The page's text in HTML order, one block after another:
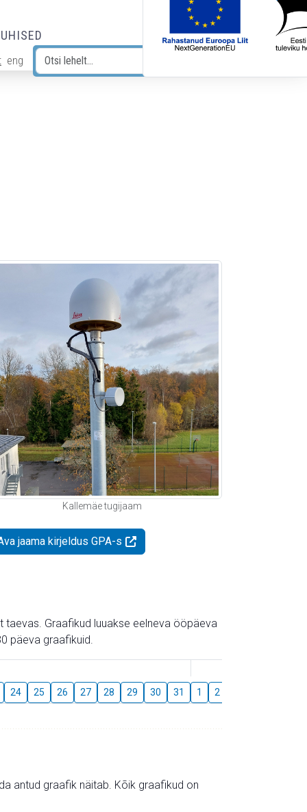
eng
Kallemäe tugijaam
jaama kirjeldus GPA-s
taevas. Graafikud luuakse eelneva ööpäeva
päeva graafikuid.
24 25 26 27 28 29 30 31 1 2
antud graafik näitab. Kõik graafikud on